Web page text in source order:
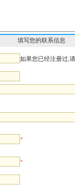
填写您的联系信息
如果您已经注册过,
*
*